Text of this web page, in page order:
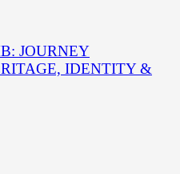
JOURNEY
IDENTITY &